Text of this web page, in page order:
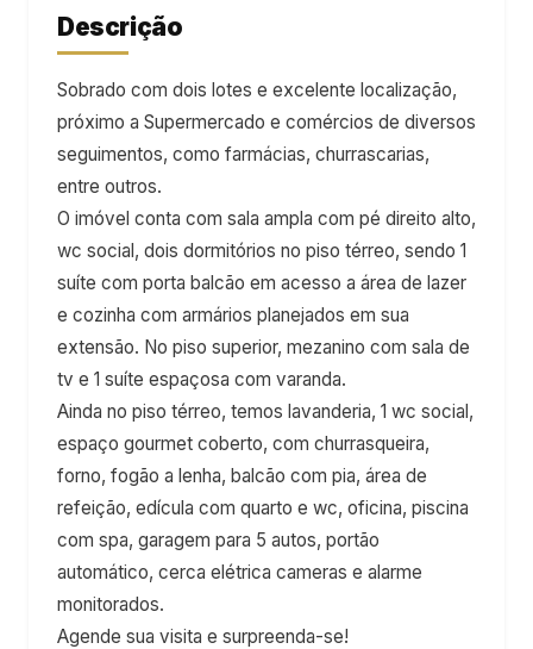
Descrição
Sobrado com dois lotes e excelente localização,
próximo a Supermercado e comércios de diversos
seguimentos, como farmácias, churrascarias,
entre outros.
O imóvel conta com sala ampla com pé direito alto,
wc social, dois dormitórios no piso térreo, sendo 1
suíte com porta balcão em acesso a área de lazer
e cozinha com armários planejados em sua
extensão. No piso superior, mezanino com sala de
tv e 1 suíte espaçosa com varanda.
Ainda no piso térreo, temos lavanderia, 1 wc social,
espaço gourmet coberto, com churrasqueira,
forno, fogão a lenha, balcão com pia, área de
refeição, edícula com quarto e wc, oficina, piscina
com spa, garagem para 5 autos, portão
automático, cerca elétrica cameras e alarme
monitorados.
Agende sua visita e surpreenda-se!